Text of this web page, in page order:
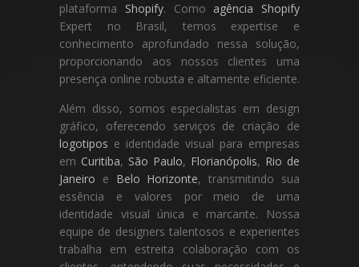
plataforma Shopify. Como agência Shopify
Expert no Brasil, temos expertise e
conhecimento aprofundado nessa solução,
proporcionando aos nossos clientes uma
presença online robusta e altamente eficiente.
Além disso, somos especialistas em design
gráfico, oferecendo serviços de criação de
logotipos e identidade visual para empresas
em Curitiba, São Paulo, Florianópolis, Rio de
Janeiro e Belo Horizonte, transmitindo sua
essência e valores por meio de uma
identidade visual única e marcante. Nossa
equipe de designers talentosos e experientes
trabalha em estreita colaboração com os